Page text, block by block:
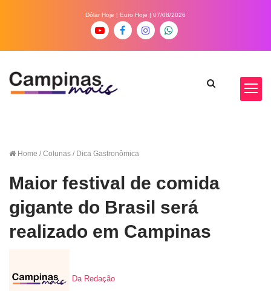
Dólar Hoje | Euro Hoje | 07/08/2026
Home / Colunas / Dica Gastronômica
Maior festival de comida
gigante do Brasil será
realizado em Campinas
Da Redação